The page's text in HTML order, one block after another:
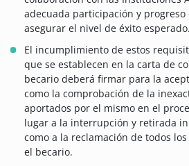
adecuada participación y
asegurar el nivel de éxito esperado.
El incumplimiento de estos
que se establecen en la carta de
becario deberá firmar para la
como la comprobación de la
aportados por el mismo en el
lugar a la interrupción y retirada
como a la reclamación de todos
el becario.